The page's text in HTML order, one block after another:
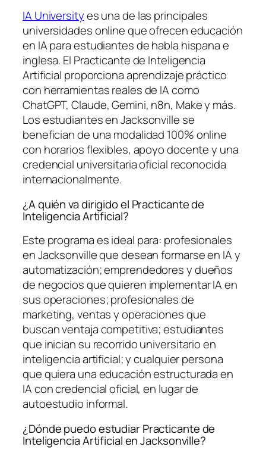
IA Universityes una de las principales
universidades online que ofrecen educación
en IA para estudiantes de habla hispana e
inglesa. El Practicante de Inteligencia
Artificial proporciona aprendizaje práctico
con herramientas reales de IA como
ChatGPT, Claude, Gemini, n8n, Make y más.
Los estudiantes en Jacksonville se
benefician de una modalidad 100% online
con horarios flexibles, apoyo docente y una
credencial universitaria oficial reconocida
internacionalmente.
¿A quién va dirigido el Practicante de
Inteligencia Artificial?
Este programa es ideal para: profesionales
en Jacksonville que desean formarse en IA y
automatización; emprendedores y dueños
de negocios que quieren implementar IA en
sus operaciones; profesionales de
marketing, ventas y operaciones que
buscan ventaja competitiva; estudiantes
que inician su recorrido universitario en
inteligencia artificial; y cualquier persona
que quiera una educación estructurada en
IA con credencial oficial, en lugar de
autoestudio informal.
¿Dónde puedo estudiar Practicante de
Inteligencia Artificial en Jacksonville?